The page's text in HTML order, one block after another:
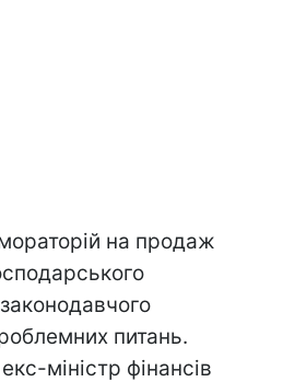
на продаж
питань.
міністр фінансів